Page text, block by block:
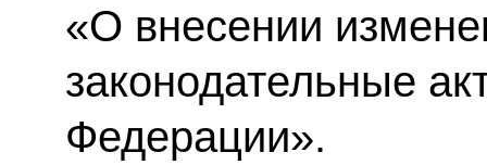
«О внесении
законодательные
Федерации».